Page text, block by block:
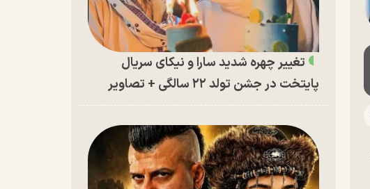
تغییر چهره شدید سارا و نیکای سریال
پایتخت در جشن تولد ۲۲ سالگی + تصاویر